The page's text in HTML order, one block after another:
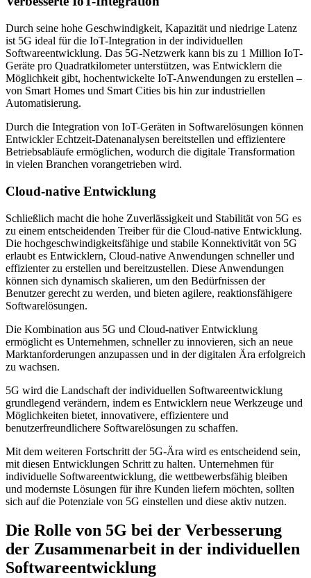
Durch seine hohe Geschwindigkeit, Kapazität und niedrige Latenz
ist 5G ideal für die IoT-Integration in der individuellen
Softwareentwicklung. Das 5G-Netzwerk kann bis zu 1 Million IoT-
Geräte pro Quadratkilometer unterstützen, was Entwicklern die
Möglichkeit gibt, hochentwickelte IoT-Anwendungen zu erstellen –
von Smart Homes und Smart Cities bis hin zur industriellen
Automatisierung.
Durch die Integration von IoT-Geräten in Softwarelösungen können
Entwickler Echtzeit-Datenanalysen bereitstellen und effizientere
Betriebsabläufe ermöglichen, wodurch die digitale Transformation
in vielen Branchen vorangetrieben wird.
Cloud-native Entwicklung
Schließlich macht die hohe Zuverlässigkeit und Stabilität von 5G es
zu einem entscheidenden Treiber für die Cloud-native Entwicklung.
Die hochgeschwindigkeitsfähige und stabile Konnektivität von 5G
erlaubt es Entwicklern, Cloud-native Anwendungen schneller und
effizienter zu erstellen und bereitzustellen. Diese Anwendungen
können sich dynamisch skalieren, um den Bedürfnissen der
Benutzer gerecht zu werden, und bieten agilere, reaktionsfähigere
Softwarelösungen.
Die Kombination aus 5G und Cloud-nativer Entwicklung
ermöglicht es Unternehmen, schneller zu innovieren, sich an neue
Marktanforderungen anzupassen und in der digitalen Ära erfolgreich
zu wachsen.
5G wird die Landschaft der individuellen Softwareentwicklung
grundlegend verändern, indem es Entwicklern neue Werkzeuge und
Möglichkeiten bietet, innovativere, effizientere und
benutzerfreundlichere Softwarelösungen zu schaffen.
Mit dem weiteren Fortschritt der 5G-Ära wird es entscheidend sein,
mit diesen Entwicklungen Schritt zu halten. Unternehmen für
individuelle Softwareentwicklung, die wettbewerbsfähig bleiben
und modernste Lösungen für ihre Kunden liefern möchten, sollten
sich auf die Potenziale von 5G einstellen und diese aktiv nutzen.
Die Rolle von 5G bei der Verbesserung
der Zusammenarbeit in der individuellen
Softwareentwicklung